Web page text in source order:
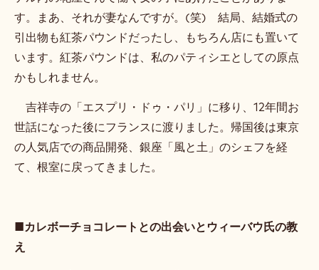
す。まあ、それが妻なんですが。(笑) 結局、結婚式の
引出物も紅茶パウンドだったし、もちろん店にも置いて
います。紅茶パウンドは、私のパティシエとしての原点
かもしれません。
吉祥寺の「エスプリ・ドゥ・パリ」に移り、12年間お
世話になった後にフランスに渡りました。帰国後は東京
の人気店での商品開発、銀座「風と土」のシェフを経
て、根室に戻ってきました。
■カレボーチョコレートとの出会いとウィーバウ氏の教
え